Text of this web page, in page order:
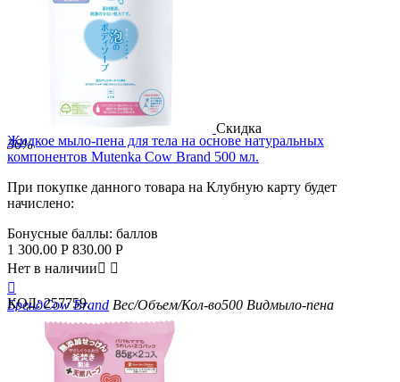
Скидка
36%
Жидкое мыло-пена для тела на основе натуральных
компонентов Mutenka Cow Brand 500 мл.
При покупке данного товара на Клубную карту будет
начислено:
Бонусные баллы: баллов
1 300.00 Р 830.00 Р
Нет в наличии 

БрендCow Brand Вес/Объем/Кол-во500 Видмыло-пена
КОД: 257759.